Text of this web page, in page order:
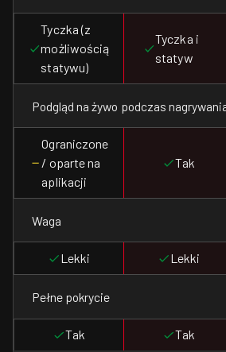
Tyczka (z
możliwością
statywu)
Tyczka i
statyw
Podgląd na żywo podczas
Ograniczone
/ oparte na
aplikacji
Tak
Waga
Lekki Lekki
Pełne pokrycie
Tak Tak